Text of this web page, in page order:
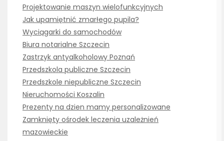
Projektowanie maszyn wielofunkcyjnych
Jak upamiętnić zmarłego pupila?
Wyciągarki do samochodów
Biura notarialne Szczecin
Zastrzyk antyalkoholowy Poznań
Przedszkola publiczne Szczecin
Przedszkole niepubliczne Szczecin
Nieruchomości Koszalin
Prezenty na dzien mamy personalizowane
Zamknięty ośrodek leczenia uzależnień
mazowieckie